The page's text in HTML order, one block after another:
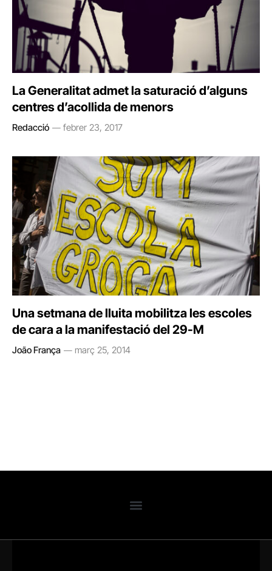
La Generalitat admet la saturació d’alguns
centres d’acollida de menors
Redacció febrer 23, 2017
Una setmana de lluita mobilitza les escoles
de cara a la manifestació del 29-M
João França març 25, 2014